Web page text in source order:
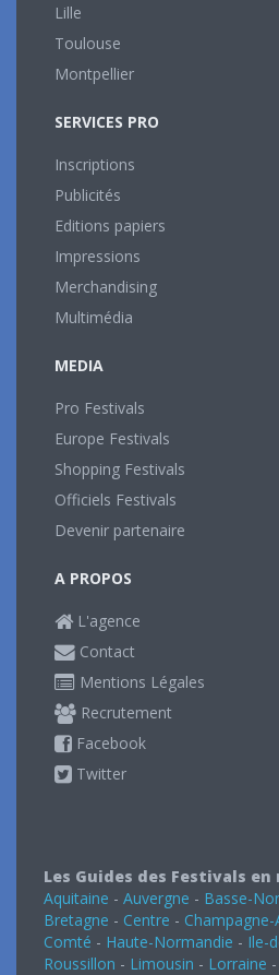
Lille
Toulouse
Montpellier
SERVICES PRO
Inscriptions
Publicités
Editions papiers
Impressions
Merchandising
Multimédia
MEDIA
Pro Festivals
Europe Festivals
Shopping Festivals
Officiels Festivals
Devenir partenaire
A PROPOS
L'agence
Contact
Mentions Légales
Recrutement
Facebook
Twitter
Les Guides des Festivals en
Aquitaine - Auvergne - Basse-
Bretagne - Centre - Champagne-
Comté - Haute-Normandie - Ile-
Roussillon - Limousin - Lorraine -